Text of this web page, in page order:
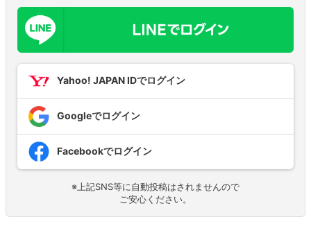
Yahoo! JAPAN IDでログイン
Googleでログイン
Facebookでログイン
※上記SNS等に自動投稿はされませんので
ご安心ください。